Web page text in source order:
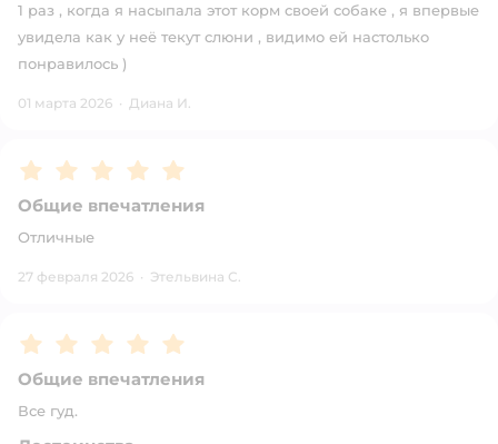
1 раз , когда я насыпала этот корм своей собаке , я впервые
увидела как у неё текут слюни , видимо ей настолько
понравилось )
01 марта 2026 · Диана И.
Рейтинг:5
Общие впечатления
Отличные
27 февраля 2026 · Этельвина С.
Рейтинг:5
Общие впечатления
Все гуд.